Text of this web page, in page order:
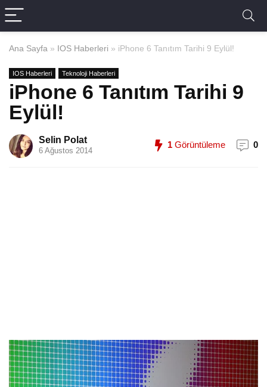
Ana Sayfa » IOS Haberleri » iPhone 6 Tanıtım Tarihi 9 Eylül!
IOS Haberleri Teknoloji Haberleri
iPhone 6 Tanıtım Tarihi 9
Eylül!
Selin Polat
6 Ağustos 2014
1 Görüntüleme 0